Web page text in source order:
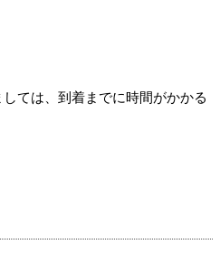
ては、到着までに時間がかかる